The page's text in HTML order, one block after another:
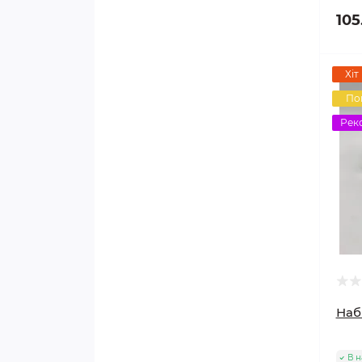
В